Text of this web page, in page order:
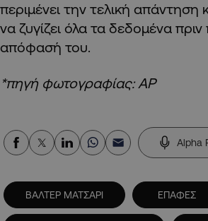
περιμένει την τελική απάντηση
να ζυγίζει όλα τα δεδομένα πριν
απόφασή του.
*πηγή φωτογραφίας: ΑΡ
Alpha
ΒΑΛΤΕΡ ΜΑΤΣΑΡΙ ΕΠΑΦΕΣ